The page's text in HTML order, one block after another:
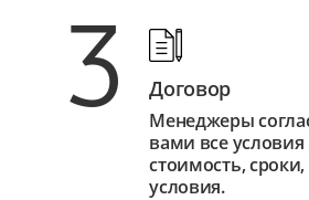
3 Договор
Менеджеры
вами все
стоимость,
условия.